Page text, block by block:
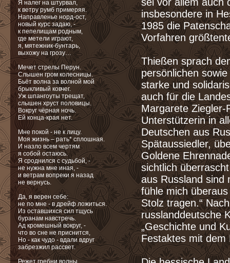
insbesondere in
1985 die
Vorfahren
Thießen sprach
persönlichen
starke und
auch für die
Margarete Ziegler-
Unterstützerin in
Deutschen aus
Spätaussiedler,
Goldene
sichtlich
aus Russland sind
fühle mich
Stolz tragen.“
russlanddeutsche
„Geschichte und
Festaktes mit dem
Я налег на штурвал,
к ветру румб примеряя.
Направленье норд-ост,
новый курс задаю, -
к пепелищам родным,
где метели играют,
я, мятежник-бунтарь,
выхожу на грозу…
Мечет стрелы Перун.
Слышен гром колесницы.
Бьёт волна за волной мой
брыкливый ковчег.
Уж шпангоуты трещат,
слышен хруст половицы.
Вокруг чёрная ночь.
Ей конца-края нет.
Мне покой - не к лицу.
Моя жизнь – рать* сплошная.
И назло всем чертям
я собой остаюсь.
Я сроднился с судьбой, -
не нужна мне иная, -
и ветрам вопреки я назад
не вернусь.
Да, я верен себе:
не по мне - в дрейф ложиться.
Из оставшихся сил тщусь
буранам навстречь.
Ад кромешный вокруг, -
что во сне не приснится,
Но - как чудо - вдали вдруг
забрезжил рассвет.
Режет гребни волны